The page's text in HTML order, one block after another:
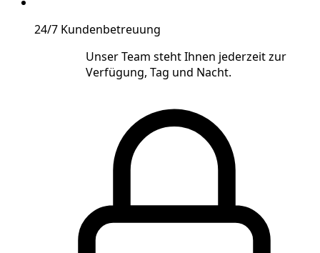
24/7 Kundenbetreuung
Unser Team steht Ihnen jederzeit zur
Verfügung, Tag und Nacht.